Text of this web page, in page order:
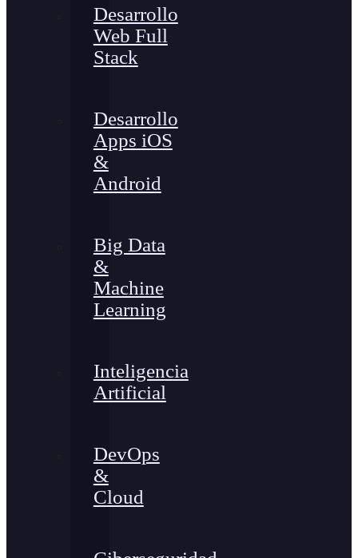
Desarrollo
Web Full
Stack
Desarrollo
Apps iOS
&
Android
Big Data
&
Machine
Learning
Inteligencia
Artificial
DevOps
&
Cloud